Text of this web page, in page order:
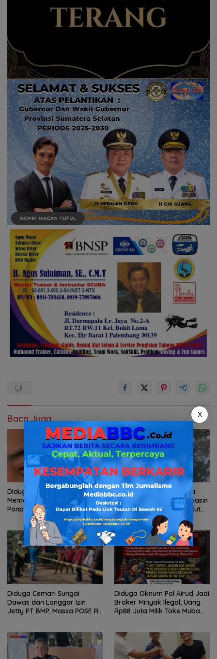
Baca Juga
Diduga Aniaya Santri Hingga
Memar, Oknum Ustadz
Ponpes Al-Fahd Banyuasin
Dilaporkan ke Polda Sumsel
Dugaan Limbah PT Tirta
Freshindo Jaya Di Banyuasin
Jadi Sorotan: Publik Tuntut
Transparansi Pemerintah
dan Perusahaan
Diduga Cemari Sungai
Dawas dan Langgar Izin
Jetty PT BMP, Massa POSE RI
Tuntas
Diduga Oknum Pol Airud Jadi
Broker Minyak Ilegal, Uang
Rp88 Juta Milik Toke Muba
X